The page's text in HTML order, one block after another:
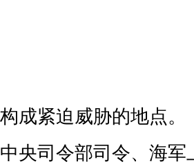
构成紧迫威胁的地点。
中央司令部司令、海军